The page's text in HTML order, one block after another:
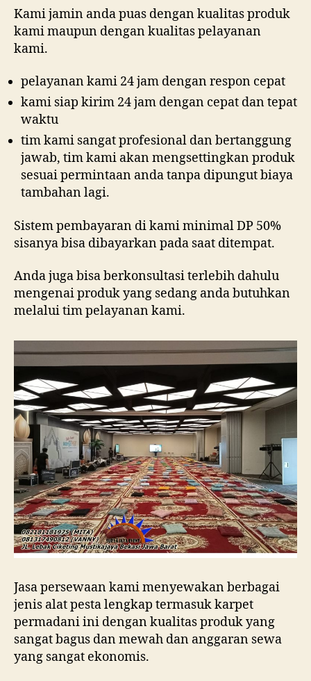
Kami jamin anda puas dengan kualitas produk
kami maupun dengan kualitas pelayanan
kami.
pelayanan kami 24 jam dengan respon cepat
kami siap kirim 24 jam dengan cepat dan tepat
waktu
tim kami sangat profesional dan bertanggung
jawab, tim kami akan mengsettingkan produk
sesuai permintaan anda tanpa dipungut biaya
tambahan lagi.
Sistem pembayaran di kami minimal DP 50%
sisanya bisa dibayarkan pada saat ditempat.
Anda juga bisa berkonsultasi terlebih dahulu
mengenai produk yang sedang anda butuhkan
melalui tim pelayanan kami.
Jasa persewaan kami menyewakan berbagai
jenis alat pesta lengkap termasuk karpet
permadani ini dengan kualitas produk yang
sangat bagus dan mewah dan anggaran sewa
yang sangat ekonomis.